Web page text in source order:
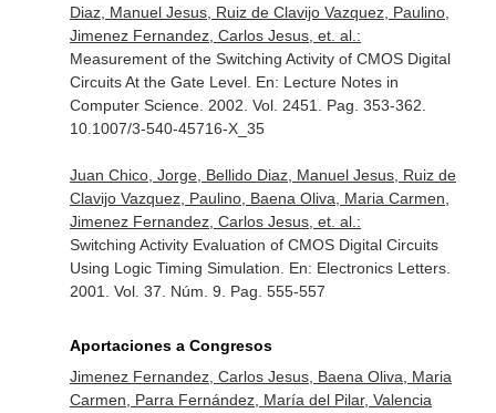
Diaz, Manuel Jesus, Ruiz de Clavijo Vazquez, Paulino,
Jimenez Fernandez, Carlos Jesus, et. al.:
Measurement of the Switching Activity of CMOS Digital
Circuits At the Gate Level. En: Lecture Notes in
Computer Science. 2002. Vol. 2451. Pag. 353-362.
10.1007/3-540-45716-X_35
Juan Chico, Jorge, Bellido Diaz, Manuel Jesus, Ruiz de
Clavijo Vazquez, Paulino, Baena Oliva, Maria Carmen,
Jimenez Fernandez, Carlos Jesus, et. al.:
Switching Activity Evaluation of CMOS Digital Circuits
Using Logic Timing Simulation. En: Electronics Letters.
2001. Vol. 37. Núm. 9. Pag. 555-557
Aportaciones a Congresos
Jimenez Fernandez, Carlos Jesus, Baena Oliva, Maria
Carmen, Parra Fernández, María del Pilar, Valencia